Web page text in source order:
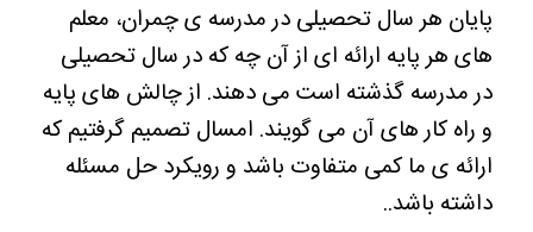
پایان هر سال تحصیلی در مدرسه ی چمران، معلم
های هر پایه ارائه ای از آن چه که در سال تحصیلی
در مدرسه گذشته است می دهند. از چالش های پایه
و راه کار های آن می گویند. امسال تصمیم گرفتیم که
ارائه ی ما کمی متفاوت باشد و رویکرد حل مسئله
داشته باشد..